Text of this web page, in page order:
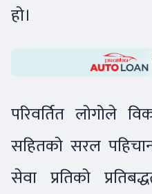
हो।
परिवर्तित लोगोले
सहितको सरल
सेवा प्रतिको